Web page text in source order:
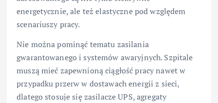
energetycznie, ale też elastyczne pod względem
scenariuszy pracy.
Nie można pominąć tematu zasilania
gwarantowanego i systemów awaryjnych. Szpitale
muszą mieć zapewnioną ciągłość pracy nawet w
przypadku przerw w dostawach energii z sieci,
dlatego stosuje się zasilacze UPS, agregaty